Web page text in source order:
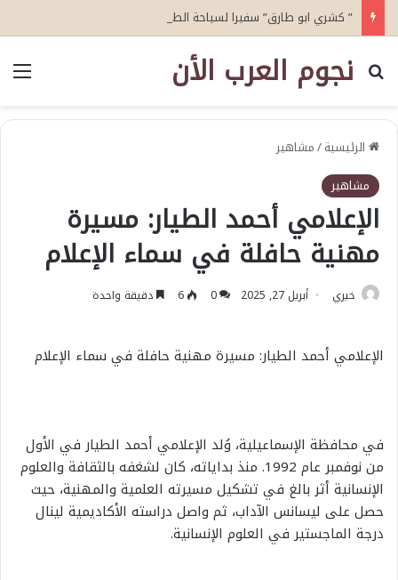
نجوم العرب الأن
بحث عن
الرئيسية/مشاهير
مشاهير
الإعلامي أحمد الطيار: مسيرة
مهنية حافلة في سماء الإعلام
خيري أبريل 27, 2025 0
6 دقيقة واحدة
الإعلامي أحمد الطيار: مسيرة مهنية حافلة في سماء الإعلام
في محافظة الإسماعيلية، وُلد الإعلامي أحمد الطيار في الأول
من نوفمبر عام 1992. منذ بداياته، كان لشغفه بالثقافة والعلوم
الإنسانية أثر بالغ في تشكيل مسيرته العلمية والمهنية، حيث
حصل على ليسانس الآداب، ثم واصل دراسته الأكاديمية لينال
درجة الماجستير في العلوم الإنسانية.